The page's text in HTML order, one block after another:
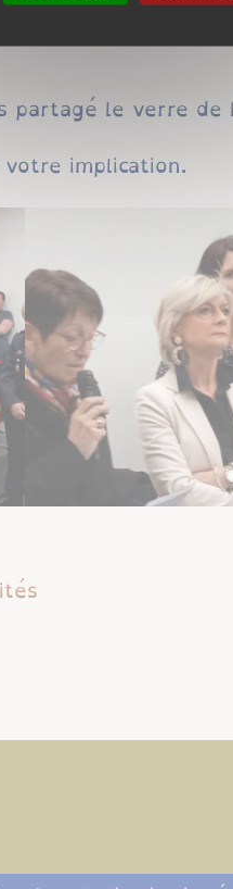
une
partagé le verre
implication.